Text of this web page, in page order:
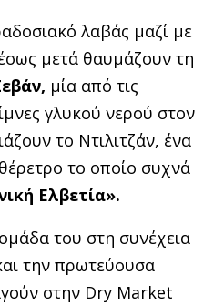
λαβάς μαζί με
μετά θαυμάζουν τη
μία από τις
γλυκού νερού στον
το Ντιλιτζάν, ένα
το οποίο συχνά
Ελβετία».
του στη συνέχεια
την πρωτεύουσα
στην Dry Market